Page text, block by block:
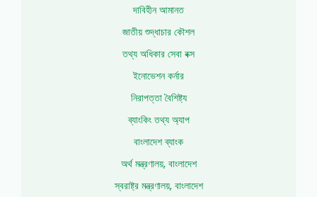
দাবিহীন আমানত
জাতীয় শুদ্ধাচার কৌশল
তথ্য অধিকার সেবা বক্স
ইনোভেশন কর্নার
নিরাপত্তা বৈশিষ্ট্য
ব্যাংকিং তথ্য অ্যাপ
বাংলাদেশ ব্যাংক
অর্থ মন্ত্রণালয়, বাংলাদেশ
স্বরাষ্ট্র মন্ত্রণালয়, বাংলাদেশ